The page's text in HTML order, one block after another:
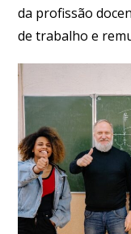
da profissão
de trabalho e